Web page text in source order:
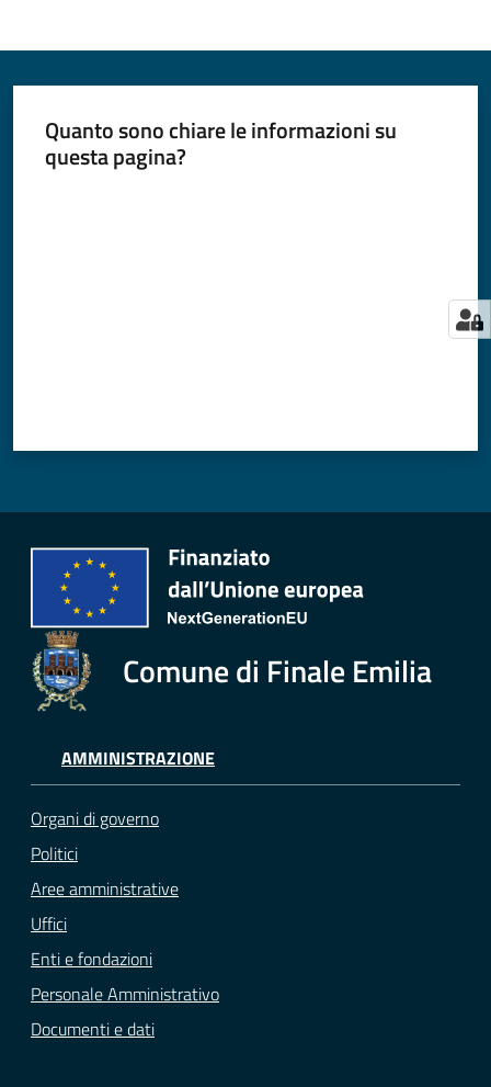
Quanto sono chiare le informazioni su
questa pagina?
Comune di Finale Emilia
AMMINISTRAZIONE
Organi di governo
Politici
Aree amministrative
Uffici
Enti e fondazioni
Personale Amministrativo
Documenti e dati